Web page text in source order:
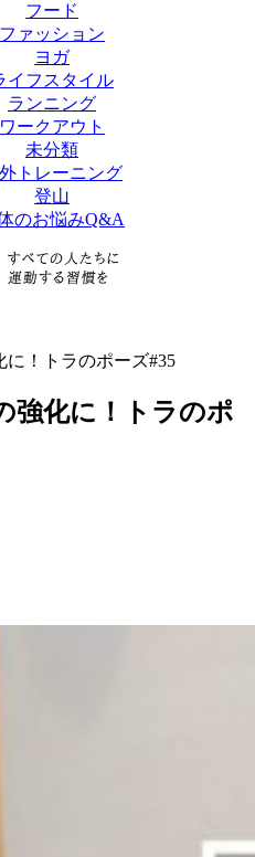
フード
ファッション
ヨガ
イフスタイル
ランニング
ワークアウト
未分類
トレーニング
登山
のお悩みQ&A
！トラのポーズ#35
強化に！トラのポ